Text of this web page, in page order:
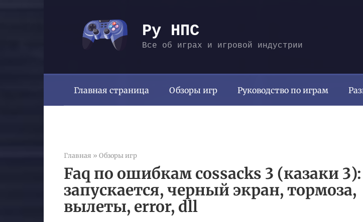
Ру НПС
Все об играх и игровой индустрии
Главная страница Обзоры игр Руководство по играм
Главная » Обзоры игр
Faq по ошибкам cossacks 3 (казаки
запускается, черный экран, тормоза,
вылеты, error, dll